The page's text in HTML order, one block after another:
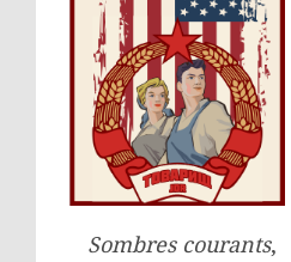
Sombres courants,